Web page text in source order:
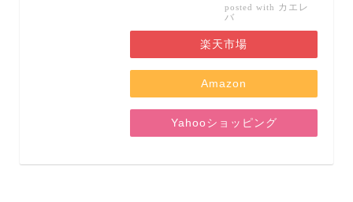
posted with カエレ
バ
楽天市場
Amazon
Yahooショッピング